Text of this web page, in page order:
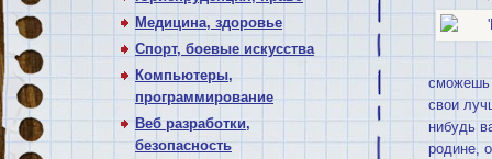
Медицина, здоровье
Спорт, боевые искусства
Компьютеры,
программирование
Веб разработки,
безопасность
сможешь
свои
нибудь
родине,